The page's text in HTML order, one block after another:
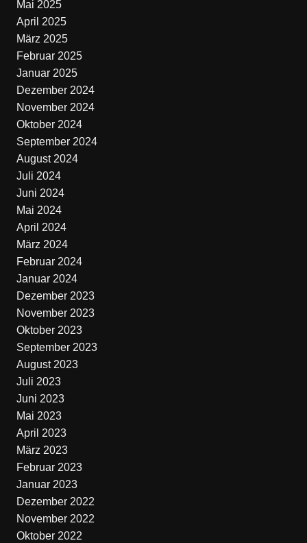
Mai 2025
April 2025
März 2025
Februar 2025
Januar 2025
Dezember 2024
November 2024
Oktober 2024
September 2024
August 2024
Juli 2024
Juni 2024
Mai 2024
April 2024
März 2024
Februar 2024
Januar 2024
Dezember 2023
November 2023
Oktober 2023
September 2023
August 2023
Juli 2023
Juni 2023
Mai 2023
April 2023
März 2023
Februar 2023
Januar 2023
Dezember 2022
November 2022
Oktober 2022